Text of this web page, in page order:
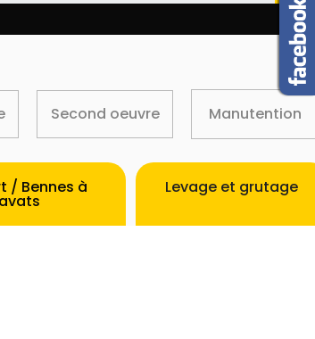
Second oeuvre Manutention
/ Bennes à Levage et grutage